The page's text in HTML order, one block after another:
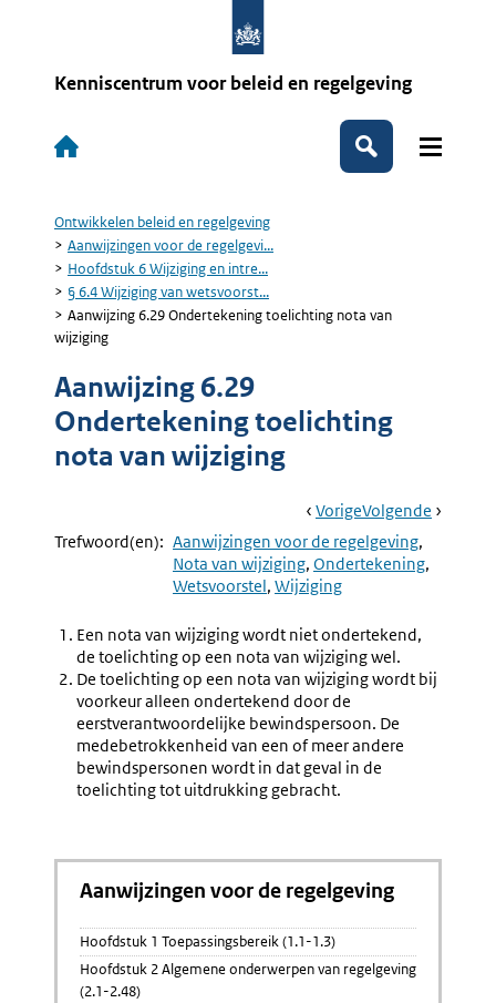
Kenniscentrum voor beleid en regelgeving
Hoofdnavigatie
Zoeken
Kruimelpad
Ontwikkelen beleid en regelgeving
Aanwijzingen voor de regelgevi...
Hoofdstuk 6 Wijziging en intre...
§ 6.4 Wijziging van wetsvoorst...
Aanwijzing 6.29 Ondertekening toelichting nota van
wijziging
Aanwijzing 6.29
Ondertekening toelichting
nota van wijziging
Book
Navigation
Ga
Naar
VorigePagina:
Aanwijzing
6.28
Toelichting
Wijziging
Ga
Naar
Volgende Pagina:
Trefwoord(en): Aanwijzingen voor de regelgeving
Nota van wijziging Ondertekening
Wetsvoorstel Wijziging
Een nota van wijziging wordt niet ondertekend,
de toelichting op een nota van wijziging wel.
De toelichting op een nota van wijziging wordt bij
voorkeur alleen ondertekend door de
eerstverantwoordelijke bewindspersoon. De
medebetrokkenheid van een of meer andere
bewindspersonen wordt in dat geval in de
toelichting tot uitdrukking gebracht.
Aanwijzingen voor de regelgeving
Hoofdstuk 1 Toepassingsbereik (1.1-1.3)
Hoofdstuk 2 Algemene onderwerpen van regelgeving
(2.1-2.48)